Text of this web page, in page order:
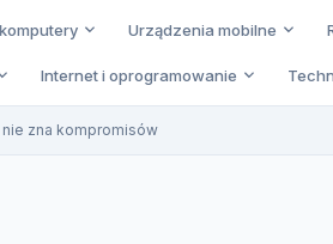
Urządzenia mobilne
Internet i oprogramowanie
zna kompromisów